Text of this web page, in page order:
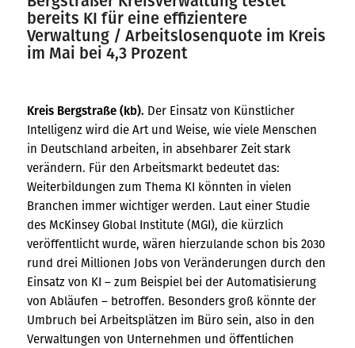
bereits KI für eine effizientere
Verwaltung / Arbeitslosenquote im Kreis
im Mai bei 4,3 Prozent
Kreis Bergstraße (kb). Der Einsatz von Künstlicher
Intelligenz wird die Art und Weise, wie viele Menschen
in Deutschland arbeiten, in absehbarer Zeit stark
verändern. Für den Arbeitsmarkt bedeutet das:
Weiterbildungen zum Thema KI könnten in vielen
Branchen immer wichtiger werden. Laut einer Studie
des McKinsey Global Institute (MGI), die kürzlich
veröffentlicht wurde, wären hierzulande schon bis 2030
rund drei Millionen Jobs von Veränderungen durch den
Einsatz von KI – zum Beispiel bei der Automatisierung
von Abläufen – betroffen. Besonders groß könnte der
Umbruch bei Arbeitsplätzen im Büro sein, also in den
Verwaltungen von Unternehmen und öffentlichen